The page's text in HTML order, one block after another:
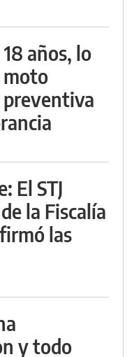
años, lo
moto
preventiva
El STJ
la Fiscalía
las
y todo